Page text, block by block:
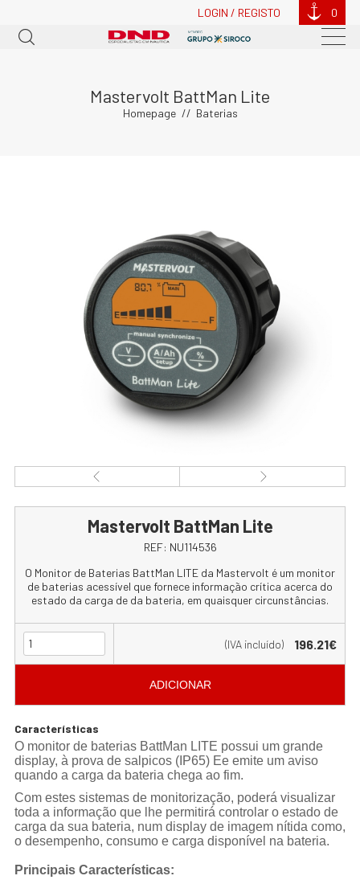
LOGIN / REGISTO 0
Mastervolt BattMan Lite
Homepage Baterias
Mastervolt BattMan Lite
REF: NU114536
O Monitor de Baterias BattMan LITE da Mastervolt é um monitor
de baterias acessível que fornece informação crítica acerca do
estado da carga de da bateria, em quaisquer circunstâncias.
(IVA incluído) 196.21€
ADICIONAR
Características
O monitor de baterias BattMan LITE possui um grande
display, à prova de salpicos (IP65) Ee emite um aviso
quando a carga da bateria chega ao fim.
Com estes sistemas de monitorização, poderá visualizar
toda a informação que lhe permitirá controlar o estado de
carga da sua bateria, num display de imagem nítida como,
o desempenho, consumo e carga disponível na bateria.
Principais Características: